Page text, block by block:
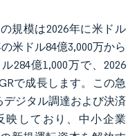
規模は2026年に米ドル
米ドル84億3,000万から
284億1,000万で、2026
で成長します。この急
ジタル調達および決済
映しており、中小企業